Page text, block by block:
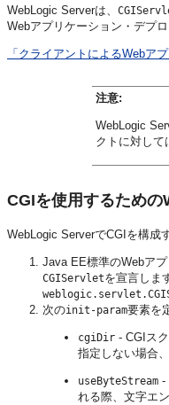
WebLogic Serverは、
Webアプリケーション・デプ
「クライアントによるWebア
注意:
WebLogic
クトに対して
CGIを使用するため
WebLogic ServerでCGIを構成
Java EE標準のWebア
CGIServletを宣言しま
次のinit-param要素を
cgiDir - CGIス
指定しない場合
useByteStream -
れる際、文字エ